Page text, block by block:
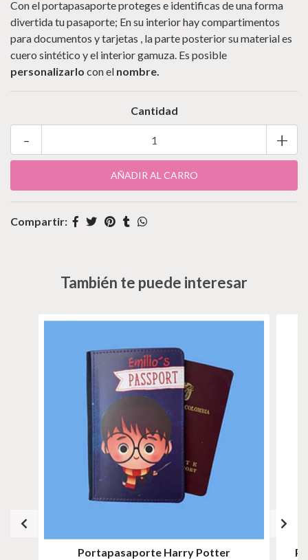
Con el portapasaporte proteges e identificas de una forma
divertida tu pasaporte; En su interior hay compartimentos
para documentos y tarjetas , la parte posterior su material es
cuero sintético y el interior gamuza. Es posible
personalizarlo con el nombre.
Cantidad
+
-
Compartir:
También te puede interesar
Portapasaporte Harry Potter